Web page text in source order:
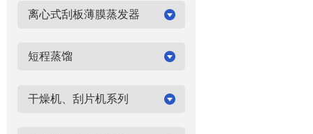
离心式刮板薄膜蒸发器
短程蒸馏
干燥机、刮片机系列